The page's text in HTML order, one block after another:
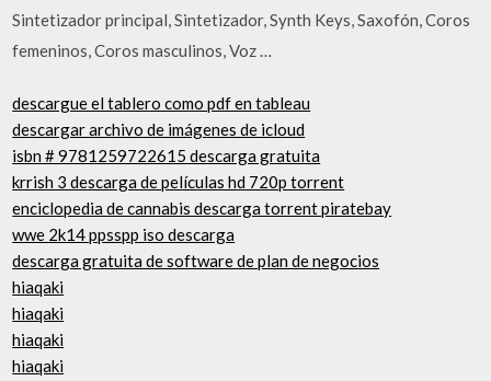
Sintetizador principal, Sintetizador, Synth Keys, Saxofón, Coros
femeninos, Coros masculinos, Voz …
descargue el tablero como pdf en tableau
descargar archivo de imágenes de icloud
isbn # 9781259722615 descarga gratuita
krrish 3 descarga de películas hd 720p torrent
enciclopedia de cannabis descarga torrent piratebay
wwe 2k14 ppsspp iso descarga
descarga gratuita de software de plan de negocios
hiaqaki
hiaqaki
hiaqaki
hiaqaki